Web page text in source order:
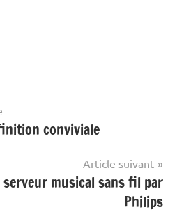
conviviale
Article suivant
musical sans fil par
Philips